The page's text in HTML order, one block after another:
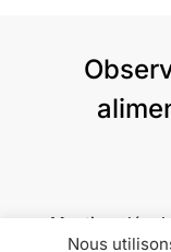
Mentions
Nous